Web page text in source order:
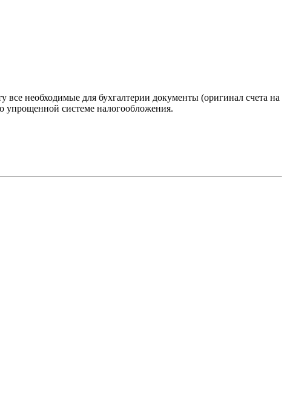
необходимые для бухгалтерии документы (оригинал счета на
упрощенной системе налогообложения.